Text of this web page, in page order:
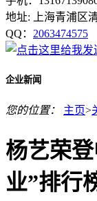
地址: 上海青浦区
QQ： 2063474575
企业新闻
您的位置： 主页>
杨艺荣
业”排行